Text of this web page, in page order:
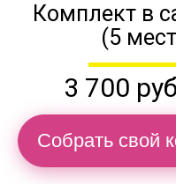
Комплект в
(5
3 700
Собрать свой